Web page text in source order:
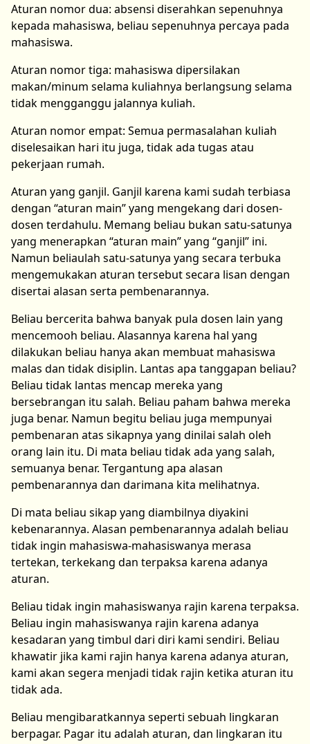
Aturan nomor dua: absensi diserahkan sepenuhnya
kepada mahasiswa, beliau sepenuhnya percaya pada
mahasiswa.
Aturan nomor tiga: mahasiswa dipersilakan
makan/minum selama kuliahnya berlangsung selama
tidak mengganggu jalannya kuliah.
Aturan nomor empat: Semua permasalahan kuliah
diselesaikan hari itu juga, tidak ada tugas atau
pekerjaan rumah.
Aturan yang ganjil. Ganjil karena kami sudah terbiasa
dengan “aturan main” yang mengekang dari dosen-
dosen terdahulu. Memang beliau bukan satu-satunya
yang menerapkan “aturan main” yang “ganjil” ini.
Namun beliaulah satu-satunya yang secara terbuka
mengemukakan aturan tersebut secara lisan dengan
disertai alasan serta pembenarannya.
Beliau bercerita bahwa banyak pula dosen lain yang
mencemooh beliau. Alasannya karena hal yang
dilakukan beliau hanya akan membuat mahasiswa
malas dan tidak disiplin. Lantas apa tanggapan beliau?
Beliau tidak lantas mencap mereka yang
bersebrangan itu salah. Beliau paham bahwa mereka
juga benar. Namun begitu beliau juga mempunyai
pembenaran atas sikapnya yang dinilai salah oleh
orang lain itu. Di mata beliau tidak ada yang salah,
semuanya benar. Tergantung apa alasan
pembenarannya dan darimana kita melihatnya.
Di mata beliau sikap yang diambilnya diyakini
kebenarannya. Alasan pembenarannya adalah beliau
tidak ingin mahasiswa-mahasiswanya merasa
tertekan, terkekang dan terpaksa karena adanya
aturan.
Beliau tidak ingin mahasiswanya rajin karena terpaksa.
Beliau ingin mahasiswanya rajin karena adanya
kesadaran yang timbul dari diri kami sendiri. Beliau
khawatir jika kami rajin hanya karena adanya aturan,
kami akan segera menjadi tidak rajin ketika aturan itu
tidak ada.
Beliau mengibaratkannya seperti sebuah lingkaran
berpagar. Pagar itu adalah aturan, dan lingkaran itu